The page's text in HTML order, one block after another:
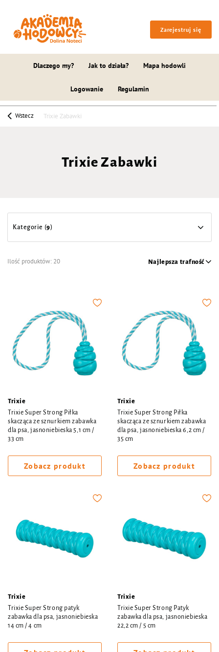
Zarejestruj się
Dlaczego my? Jak to działa? Mapa hodowli
Logowanie Regulamin
Wstecz Trixie Zabawki
Trixie Zabawki
Kategorie (9)
Ilość produktów: 20 Najlepsza trafność
Trixie
Trixie Super Strong Piłka
skacząca ze sznurkiem zabawka
dla psa, jasnoniebieska 5,1 cm /
33 cm
Zobacz produkt
Trixie
Trixie Super Strong Piłka
skacząca ze sznurkiem zabawka
dla psa, jasnoniebieska 6,2 cm /
35 cm
Zobacz produkt
Trixie
Trixie Super Strong patyk
zabawka dla psa, jasnoniebieska
14 cm / 4 cm
Trixie
Trixie Super Strong Patyk
zabawka dla psa, jasnoniebieska
22,2 cm / 5 cm